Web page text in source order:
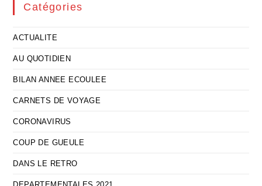
Catégories
ACTUALITE
AU QUOTIDIEN
BILAN ANNEE ECOULEE
CARNETS DE VOYAGE
CORONAVIRUS
COUP DE GUEULE
DANS LE RETRO